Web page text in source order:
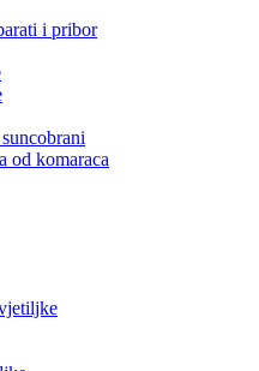
i pribor
od komaraca